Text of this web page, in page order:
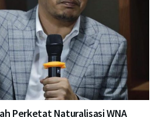
Perketat Naturalisasi WNA